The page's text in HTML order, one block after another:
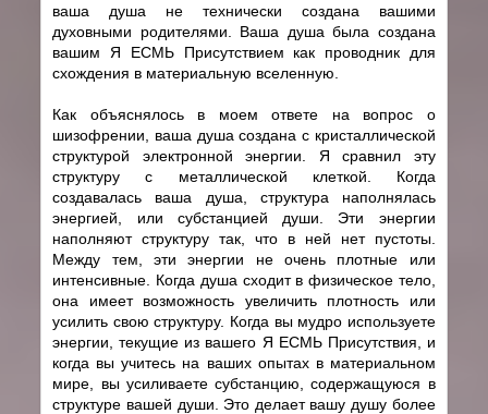
ваша душа не технически создана вашими
духовными родителями. Ваша душа была создана
вашим Я ЕСМЬ Присутствием как проводник для
схождения в материальную вселенную.
Как объяснялось в моем ответе на вопрос о
шизофрении, ваша душа создана с кристаллической
структурой электронной энергии. Я сравнил эту
структуру с металлической клеткой. Когда
создавалась ваша душа, структура наполнялась
энергией, или субстанцией души. Эти энергии
наполняют структуру так, что в ней нет пустоты.
Между тем, эти энергии не очень плотные или
интенсивные. Когда душа сходит в физическое тело,
она имеет возможность увеличить плотность или
усилить свою структуру. Когда вы мудро используете
энергии, текущие из вашего Я ЕСМЬ Присутствия, и
когда вы учитесь на ваших опытах в материальном
мире, вы усиливаете субстанцию, содержащуюся в
структуре вашей души. Это делает вашу душу более